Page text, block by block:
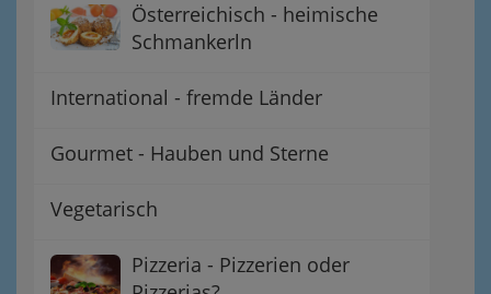
Österreichisch - heimische
Schmankerln
International - fremde Länder
Gourmet - Hauben und Sterne
Vegetarisch
Pizzeria - Pizzerien oder